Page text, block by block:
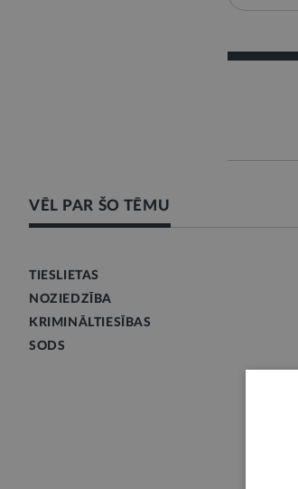
VĒL PAR ŠO TĒMU
TIESLIETAS
NOZIEDZĪBA
KRIMINĀLTIESĪBAS
SODS